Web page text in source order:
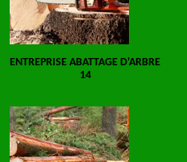
ENTREPRISE ABATTAGE D'ARBRE
14